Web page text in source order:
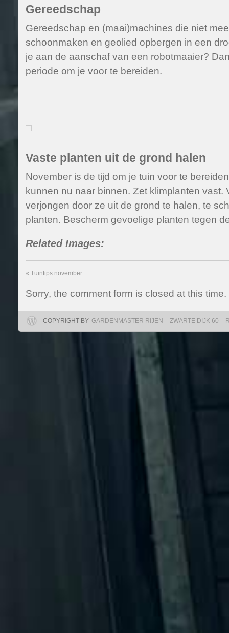
Gereedschap
Gereedschap en (maai)machines die niet
schoonmaken en geolied opbergen in een
je aan de aanschaf van een robotmaaier?
periode om je voor te bereiden.
Vaste planten uit de grond halen
November is de tijd om je tuin voor te
kunnen nu naar binnen. Zet klimplanten vast.
verjongen door ze uit de grond te halen, te
planten. Bescherm gevoelige planten tegen
Related Images:
« Tuintips november
Sorry, the comment form is closed at this time.
COPYRIGHT BY GARDENMASTER RIJEN – ZWARTE DIJK 60 –